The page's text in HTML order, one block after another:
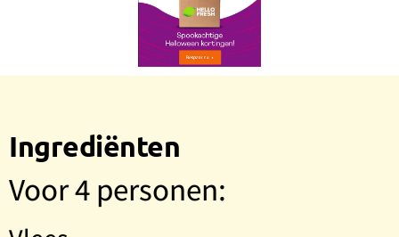
Ingrediënten
Voor 4 personen: